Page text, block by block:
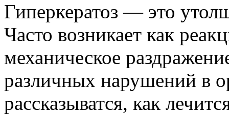
Гиперкератоз — это
Часто возникает как
механическое
различных нарушений в
рассказыватся, как